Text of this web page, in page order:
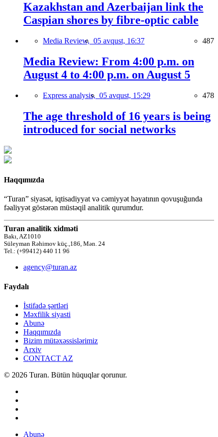
Kazakhstan and Azerbaijan link the
Caspian shores by fibre-optic cable
Media Review, 05 avqust, 16:37 487
Media Review: From 4:00 p.m. on
August 4 to 4:00 p.m. on August 5
Express analysis, 05 avqust, 15:29 478
The age threshold of 16 years is being
introduced for social networks
Haqqımızda
“Turan” siyasət, iqtisadiyyat və cəmiyyət həyatının qovuşuğunda
fəaliyyət göstərən müstəqil analitik qurumdur.
Turan analitik xidməti
Bakı, AZ1010
Süleyman Rəhimov küç.,186, Mən. 24
Tel.: (+99412) 440 11 96
agency@turan.az
Faydalı
İstifadə şərtləri
Məxfilik siyasti
Abunə
Haqqımızda
Bizim mütəxəssislərimiz
Arxiv
CONTACT AZ
© 2026 Turan. Bütün hüquqlar qorunur.
Abunə